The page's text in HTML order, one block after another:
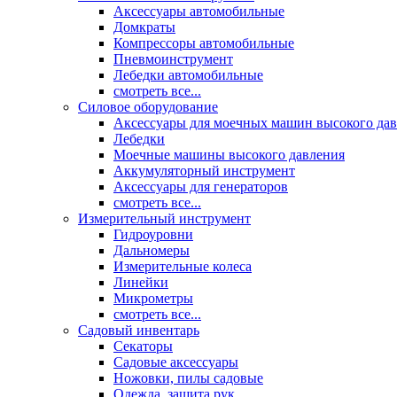
Аксессуары автомобильные
Домкраты
Компрессоры автомобильные
Пневмоинструмент
Лебедки автомобильные
смотреть все...
Силовое оборудование
Аксессуары для моечных машин высокого
Лебедки
Моечные машины высокого давления
Аккумуляторный инструмент
Аксессуары для генераторов
смотреть все...
Измерительный инструмент
Гидроуровни
Дальномеры
Измерительные колеса
Линейки
Микрометры
смотреть все...
Садовый инвентарь
Секаторы
Садовые аксессуары
Ножовки, пилы садовые
Одежда, защита рук